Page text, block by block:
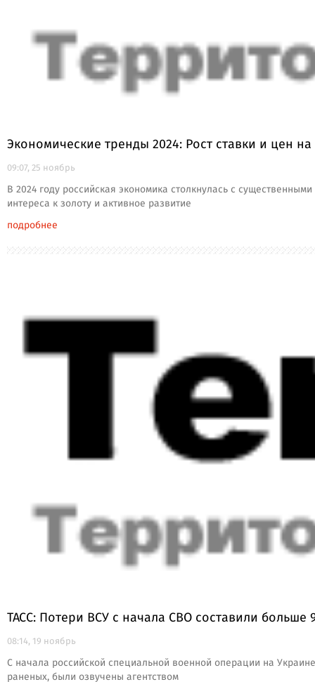
Экономические тренды 2024: Рост ставки и цен
09:07, 25 ноябрь
В 2024 году российская экономика столкнулась с
интереса к золоту и активное развитие
подробнее
ТАСС: Потери ВСУ с начала СВО составили
08:14, 19 ноябрь
С начала российской специальной военной операции на
раненых, были озвучены агентством